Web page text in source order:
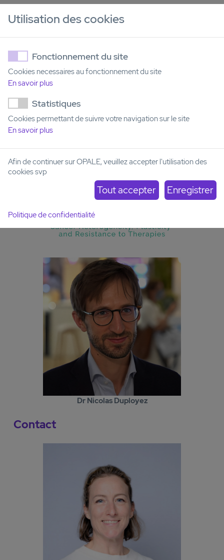
Projet de recherche clinique à promotion industrielle
Accord de partenariat avec le promoteur de l'étude
Entité OPALE
CANTHER (UMR-9020/1277)
Dr Nicolas Duployez
Contact
Utilisation des cookies
Fonctionnement du site
Cookies necessaires au fonctionnement du site
En savoir plus
Statistiques
Cookies permettant de suivre votre navigation sur le site
En savoir plus
Afin de continuer sur OPALE, veuillez accepter l'utilisation des
cookies svp
Politique de confidentialité